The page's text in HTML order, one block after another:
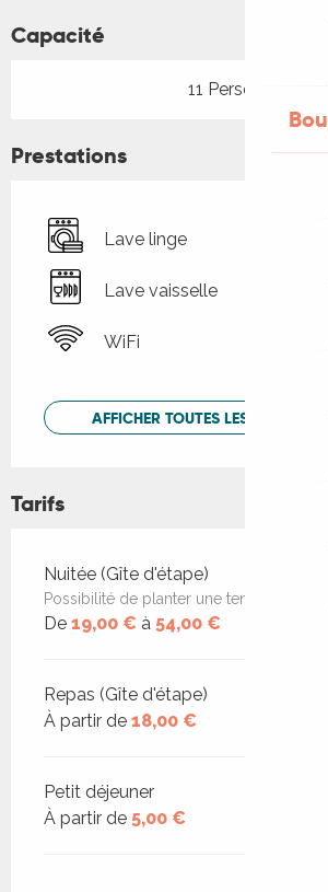
Capacité
11 Personne(s)
Prestations
Lave linge
Lave vaisselle
WiFi
AFFICHER TOUTES LES
Tarifs
Tarifs 2026
Nuitée (Gîte d'étape)
Possibilité de planter une tente dans le
De 19,00 € à 54,00 €
Repas (Gîte d'étape)
À partir de 18,00 €
Petit déjeuner
À partir de 5,00 €